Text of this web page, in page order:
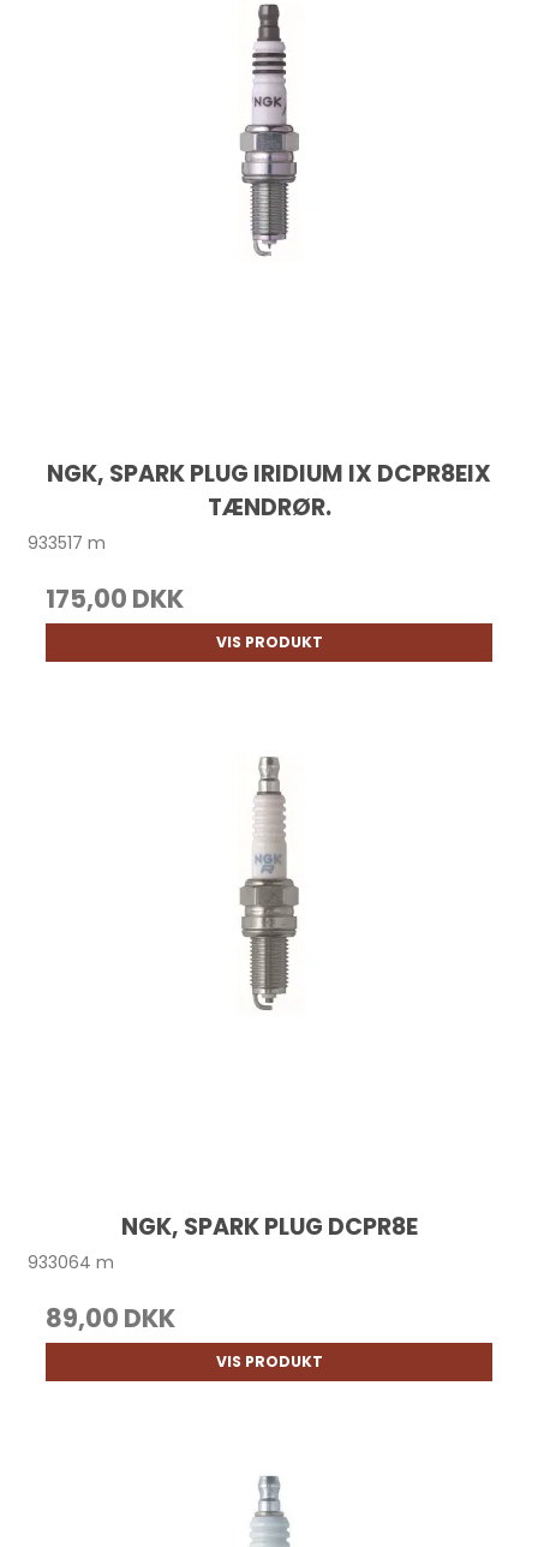
NGK, SPARK PLUG IRIDIUM IX DCPR8EIX
TÆNDRØR.
933517 m
175,00 DKK
VIS PRODUKT
NGK, SPARK PLUG DCPR8E
933064 m
89,00 DKK
VIS PRODUKT